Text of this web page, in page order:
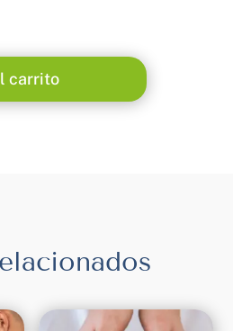
carrito